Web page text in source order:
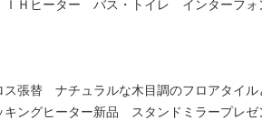
Ｈヒーター バス・トイレ インターフ
張替 ナチュラルな木目調のフロアタイ
ングヒーター新品 スタンドミラープレゼ